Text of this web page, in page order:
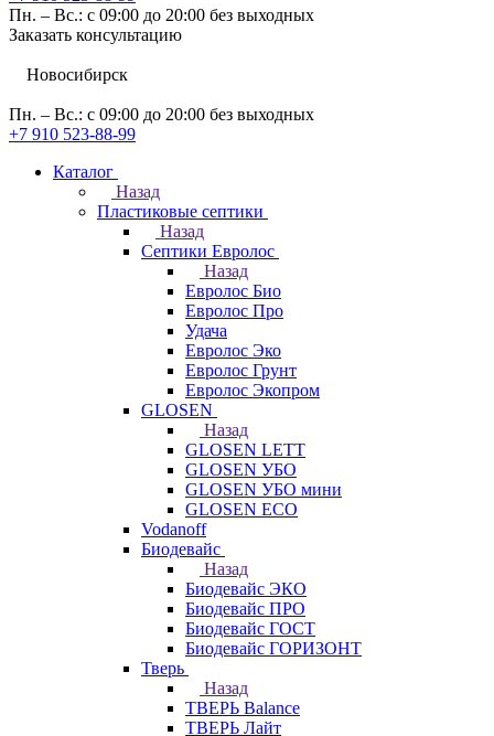
Пн. – Вс.: с 09:00 до 20:00 без выходных
Заказать консультацию
Новосибирск
Пн. – Вс.: с 09:00 до 20:00 без выходных
+7 910 523-88-99
Каталог
Назад
Пластиковые септики
Назад
Септики Евролос
Назад
Евролос Био
Евролос Про
Удача
Евролос Эко
Евролос Грунт
Евролос Экопром
GLOSEN
Назад
GLOSEN LETT
GLOSEN УБО
GLOSEN УБО мини
GLOSEN ECO
Vodanoff
Биодевайс
Назад
Биодевайс ЭКО
Биодевайс ПРО
Биодевайс ГОСТ
Биодевайс ГОРИЗОНТ
Тверь
Назад
ТВЕРЬ Balance
ТВЕРЬ Лайт